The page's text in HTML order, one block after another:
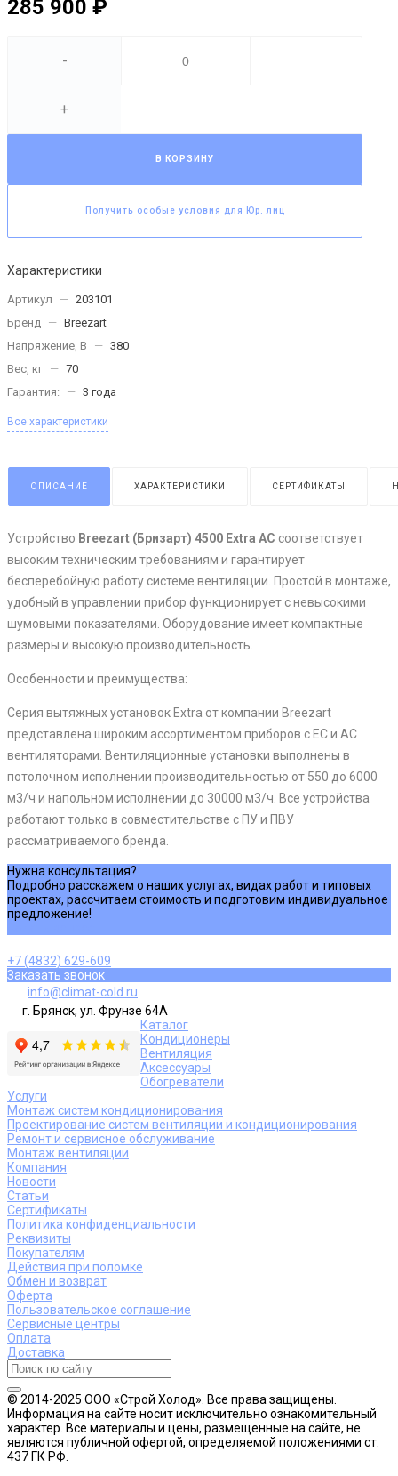
285 900 ₽
-
+
В КОРЗИНУ
Получить особые условия для Юр. лиц
Характеристики
Артикул — 203101
Бренд
— Breezart
Напряжение, В
— 380
Вес, кг — 70
Гарантия:
— 3 года
Все характеристики
ОПИСАНИЕ ХАРАКТЕРИСТИКИ СЕРТИФИКАТЫ
Устройство Breezart (Бризарт) 4500 Extra AC соответствует
высоким техническим требованиям и гарантирует
бесперебойную работу системе вентиляции. Простой в монтаже,
удобный в управлении прибор функционирует с невысокими
шумовыми показателями. Оборудование имеет компактные
размеры и высокую производительность.
Особенности и преимущества:
Серия вытяжных установок Extra от компании Breezart
представлена широким ассортиментом приборов с ЕС и АС
вентиляторами. Вентиляционные установки выполнены в
потолочном исполнении производительностью от 550 до 6000
м3/ч и напольном исполнении до 30000 м3/ч. Все устройства
работают только в совместительстве с ПУ и ПВУ
рассматриваемого бренда.
Нужна консультация?
Подробно расскажем о наших услугах, видах работ и типовых
проектах, рассчитаем стоимость и подготовим индивидуальное
предложение!
+7 (4832) 629-609
Заказать звонок
info@climat-cold.ru
г. Брянск, ул. Фрунзе 64А
Каталог
Кондиционеры
Вентиляция
Аксессуары
Обогреватели
Услуги
Монтаж систем кондиционирования
Проектирование систем вентиляции и кондиционирования
Ремонт и сервисное обслуживание
Монтаж вентиляции
Компания
Новости
Статьи
Сертификаты
Политика конфиденциальности
Реквизиты
Покупателям
Действия при поломке
Обмен и возврат
Оферта
Пользовательское соглашение
Сервисные центры
Оплата
Доставка
© 2014-2025 ООО «Строй Холод». Все права защищены.
Информация на сайте носит исключительно ознакомительный
характер. Все материалы и цены, размещенные на сайте, не
являются публичной офертой, определяемой положениями ст.
437 ГК РФ.